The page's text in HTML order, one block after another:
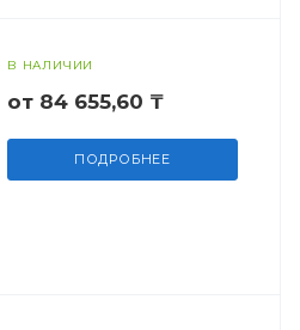
В НАЛИЧИИ
от 84 655,60 ₸
ПОДРОБНЕЕ